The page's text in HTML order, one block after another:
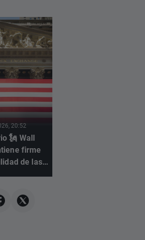
20:52
🗽 Wall
firme
de las